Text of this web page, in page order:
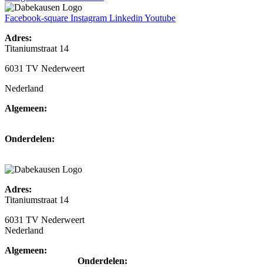
Facebook-square Instagram LinkedinYoutube
Adres:
Titaniumstraat 14
6031 TV Nederweert
Nederland
Algemeen:
Onderdelen:
Adres:
Titaniumstraat 14
6031 TV Nederweert
Nederland
Algemeen:
Onderdelen: